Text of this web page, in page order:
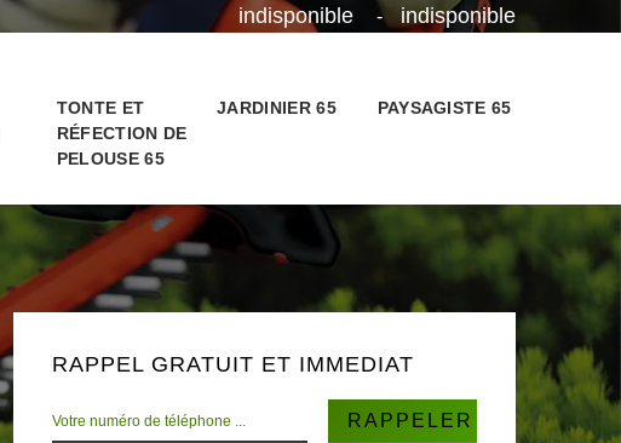
indisponible - indisponible
TONTE ET
RÉFECTION DE
PELOUSE 65
JARDINIER 65 PAYSAGISTE 65
RAPPEL GRATUIT ET IMMEDIAT